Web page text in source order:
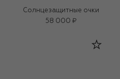
Солнцезащитные очки
58 000 ₽